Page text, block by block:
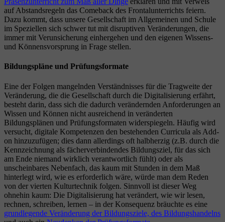
auf Abstandsregeln das Comeback des Frontalunterrichts feiern.
Dazu kommt, dass unsere Gesellschaft im Allgemeinen und Schule
im Speziellen sich schwer tut mit disruptiven Veränderungen, die
immer mit Verunsicherung einhergehen und den eigenen Wissens-
und Könnensvorsprung in Frage stellen.
Bildungspläne und Prüfungsformate
Eine der Folgen mangelnden Verständnisses für die Tragweite der
Veränderung, die die Gesellschaft durch die Digitalisierung erfährt,
besteht darin, dass sich die dadurch verändernden Anforderungen an
Wissen und Können nicht ausreichend in veränderten
Bildungsplänen und Prüfungsformaten widerspiegeln. Häufig wird
versucht, digitale Kompetenzen den bestehenden Curricula als Add-
on hinzuzufügen; dies dann allerdings oft halbherzig (z.B. durch die
Kennzeichnung als fächerverbindendes Bildungsziel, für das sich
am Ende niemand wirklich verantwortlich fühlt) oder als
unscheinbares Nebenfach, das kaum mit Stunden in dem Maß
hinterlegt wird, wie es erforderlich wäre, würde man dem Reden
von der vierten Kulturtechnik folgen. Sinnvoll ist dieser Weg
ohnehin kaum: Die Digitalisierung hat verändert, wie wir lesen,
rechnen, schreiben, lernen – in der Konsequenz bräuchte es eine
grundlegende Veränderung der Bildungsziele, des Bildungshandelns